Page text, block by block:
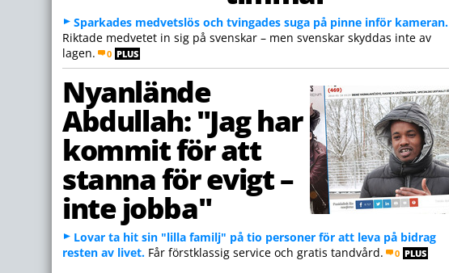
Sparkades medvetslös och tvingades suga på pinne inför kameran.
Riktade medvetet in sig på svenskar – men svenskar skyddas inte av
lagen.
0 PLUS
Nyanlände
Abdullah: "Jag har
kommit för att
stanna för evigt –
inte jobba"
Lovar ta hit sin "lilla familj" på tio personer för att leva på bidrag
resten av livet. Får förstklassig service och gratis tandvård. 0 PLUS